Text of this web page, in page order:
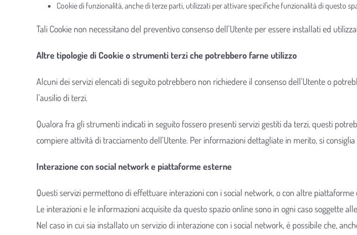
Cookie di funzionalità, anche di terze parti, utilizzati per attivare specifiche funzionalità di questo
Tali Cookie non necessitano del preventivo consenso dell’Utente per essere installati ed
Altre tipologie di Cookie o strumenti terzi che potrebbero farne utilizzo
Alcuni dei servizi elencati di seguito potrebbero non richiedere il consenso dell’Utente o
l’ausilio di terzi.
Qualora fra gli strumenti indicati in seguito fossero presenti servizi gestiti da terzi, questi
compiere attività di tracciamento dell’Utente. Per informazioni dettagliate in merito, si
Interazione con social network e piattaforme esterne
Questi servizi permettono di effettuare interazioni con i social network, o con altre
Le interazioni e le informazioni acquisite da questo spazio online sono in ogni caso soggette
Nel caso in cui sia installato un servizio di interazione con i social network, è possibile che,